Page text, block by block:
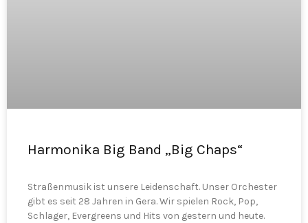
Harmonika Big Band „Big Chaps“
Straßenmusik ist unsere Leidenschaft. Unser Orchester
gibt es seit 28 Jahren in Gera. Wir spielen Rock, Pop,
Schlager, Evergreens und Hits von gestern und heute.